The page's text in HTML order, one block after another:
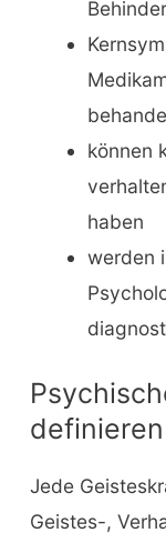
können
haben
werden
definieren
Jede
Geistes-,